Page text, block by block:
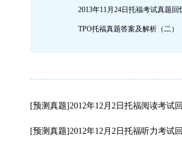
2013年11月24日托福考试真题回
TPO托福真题答案及解析（二）
[预测真题]2012年12月2日托福阅读考试
[预测真题]2012年12月2日托福听力考试